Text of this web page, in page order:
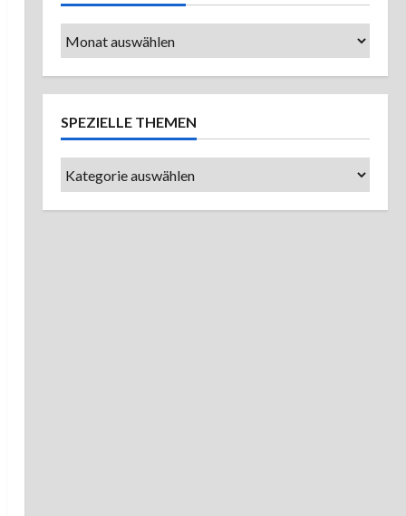
Ältere
Beiträge
SPEZIELLE THEMEN
Spezielle
Themen